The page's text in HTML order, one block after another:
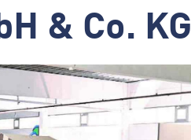
& Co. KG